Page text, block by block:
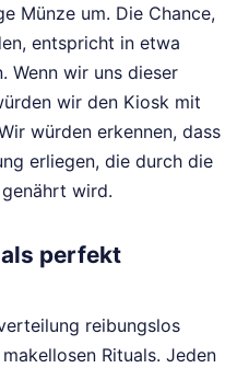
Münze um. Die Chance,
entspricht in etwa
Wenn wir uns dieser
wir den Kiosk mit
würden erkennen, dass
erliegen, die durch die
wird.
perfekt
reibungslos
Rituals. Jeden